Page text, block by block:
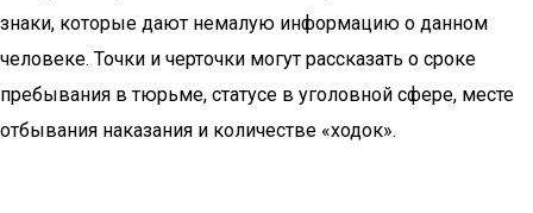
знаки, которые дают немалую информацию о данном
человеке. Точки и черточки могут рассказать о сроке
пребывания в тюрьме, статусе в уголовной сфере, месте
отбывания наказания и количестве «ходок».